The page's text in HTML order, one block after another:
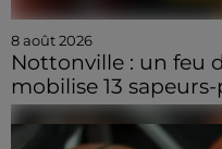
8 août 2026
Nottonville : un feu
mobilise 13